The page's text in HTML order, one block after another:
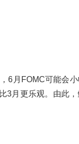
6月FOMC可能会
3月更乐观。由此